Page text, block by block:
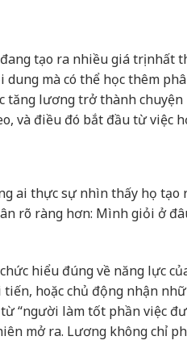
tạo ra nhiều giá trị nhất
mà có thể học thêm
tăng lương trở thành
và điều đó bắt đầu từ việc
ai thực sự nhìn thấy họ tạo
rõ ràng hơn: Mình giỏi ở
hiểu đúng về năng lực
hoặc chủ động nhận
“người làm tốt phần việc
mở ra. Lương không chỉ